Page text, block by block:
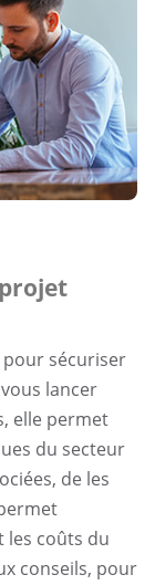
pour sécuriser
lancer
elle permet
du secteur
de les
les coûts du
conseils, pour